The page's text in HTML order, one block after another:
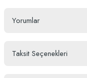
Yorumlar
Taksit Seçenekleri